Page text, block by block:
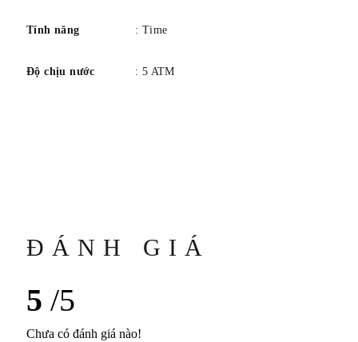
Tính năng : Time
Độ chịu nước : 5 ATM
ĐÁNH GIÁ
5 /5
Chưa có đánh giá nào!